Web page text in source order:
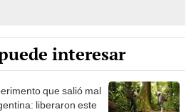
interesar
que salió mal
liberaron este